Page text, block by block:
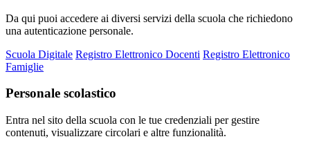
Da qui puoi accedere ai diversi servizi della scuola che richiedono
una autenticazione personale.
Scuola Digitale Registro Elettronico Docenti Registro Elettronico
Famiglie
Personale scolastico
Entra nel sito della scuola con le tue credenziali per gestire
contenuti, visualizzare circolari e altre funzionalità.